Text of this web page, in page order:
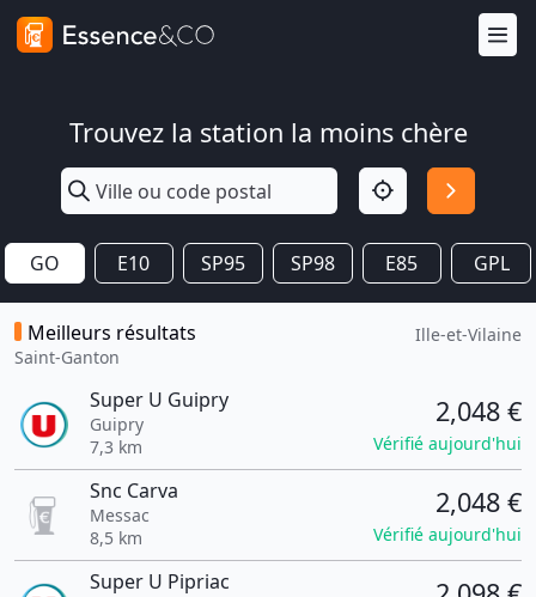
Trouvez la station la moins chère
GO E10 SP95 SP98 E85 GPL
Meilleurs résultats
Saint-Ganton
Ille-et-Vilaine
Super U Guipry
Guipry
7,3 km
2,048 €
Vérifié aujourd'hui
Snc Carva
Messac
8,5 km
2,048 €
Vérifié aujourd'hui
Super U Pipriac